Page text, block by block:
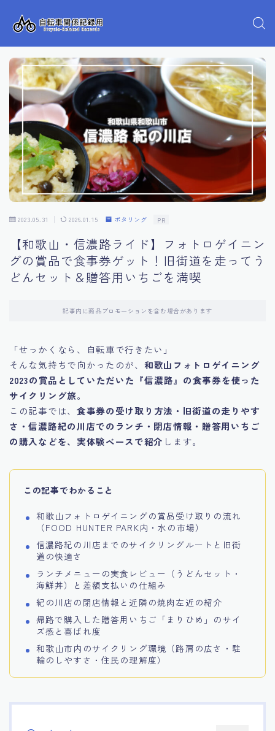
2023.05.31 2026.01.15 ポタリング PR
【和歌山・信濃路ライド】フォトロゲイニン
グの賞品で食事券ゲット！旧街道を走ってう
どんセット＆贈答用いちごを満喫
記事内に商品プロモーションを含む場合があります
「せっかくなら、自転車で行きたい」
そんな気持ちで向かったのが、 和歌山フォトロゲイニング
2023の賞品としていただいた『信濃路』の食事券を使った
サイクリング旅。
この記事では、 食事券の受け取り方法・旧街道の走りやす
さ・信濃路紀の川店でのランチ・閉店情報・贈答用いちご
の購入などを、実体験ベースで紹介 します。
この記事でわかること
和歌山フォトロゲイニングの賞品受け取りの流れ
（FOOD HUNTER PARK内・水の市場）
信濃路紀の川店までのサイクリングルートと旧街
道の快適さ
ランチメニューの実食レビュー（うどんセット・
海鮮丼）と差額支払いの仕組み
紀の川店の閉店情報と近隣の焼肉左近の紹介
帰路で購入した贈答用いちご「まりひめ」のサイ
ズ感と喜ばれ度
和歌山市内のサイクリング環境（路肩の広さ・駐
輪のしやすさ・住民の理解度）